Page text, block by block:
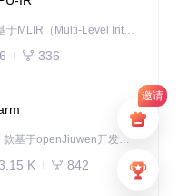
邀请
AscendNPU-IR是基于MLIR（Multi-Level Intermediate Representation）构建的，面向昇腾亲和算子编译时使用的中间表示，提供昇腾完备表达能力，通过编译优化提升昇腾AI处理器计算效率，支持通过生态框架使能昇腾AI处理器与深度调优
336
JiuwenSwarm 是一款基于openJiuwen开发的智能AI Agent，它能够将大语言模型的强大能力，通过你日常使用的各类通讯应用，直接延伸至你的指尖。
K 842